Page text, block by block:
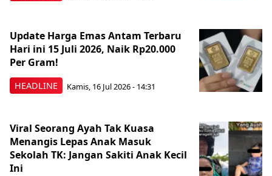
HEADLINE
Update Harga Emas Antam Terbaru
Hari ini 15 Juli 2026, Naik Rp20.000
Per Gram!
Kamis, 16 Jul 2026 - 14:31
Viral Seorang Ayah Tak Kuasa
Menangis Lepas Anak Masuk
Sekolah TK: Jangan Sakiti Anak Kecil
Ini